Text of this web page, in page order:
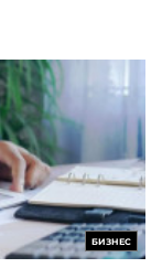
БИЗНЕС